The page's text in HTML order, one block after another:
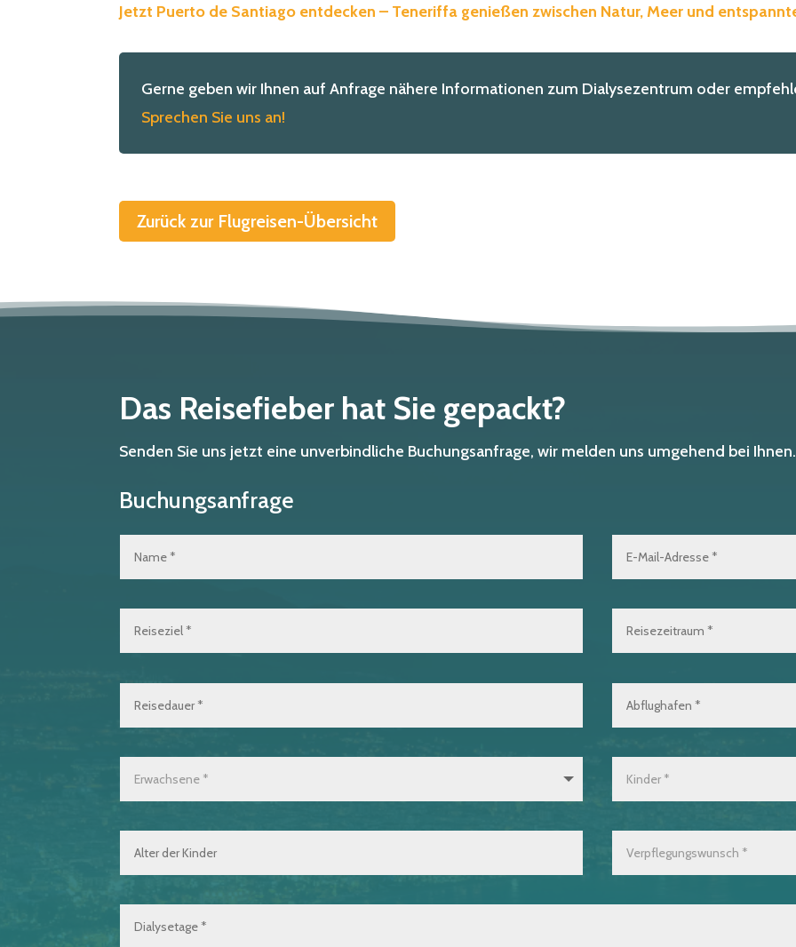
Jetzt Puerto de Santiago entdecken – Teneriffa genießen zwischen Natur, Meer und
Gerne geben wir Ihnen auf Anfrage nähere Informationen zum Dialysezentrum oder
Sprechen Sie uns an!
Zurück zur Flugreisen-Übersicht
Das Reisefieber hat Sie gepackt?
Senden Sie uns jetzt eine unverbindliche Buchungsanfrage, wir melden uns umgehend bei Ihnen.
Buchungsanfrage